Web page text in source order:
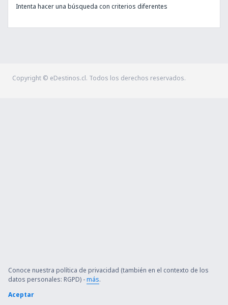
Intenta hacer una búsqueda con criterios diferentes
Copyright © eDestinos.cl. Todos los derechos reservados.
Conoce nuestra política de privacidad (también en el contexto de los
datos personales: RGPD) -más.
Aceptar